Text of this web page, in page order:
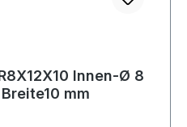
Innen-Ø 8
mm